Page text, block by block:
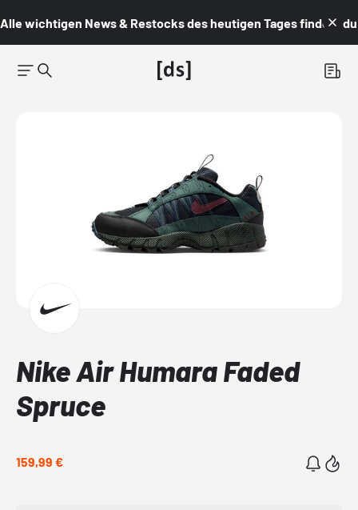
Alle wichtigen News & Restocks des heutigen Tages findest du
Nike Air Humara Faded
Spruce
159,99 €